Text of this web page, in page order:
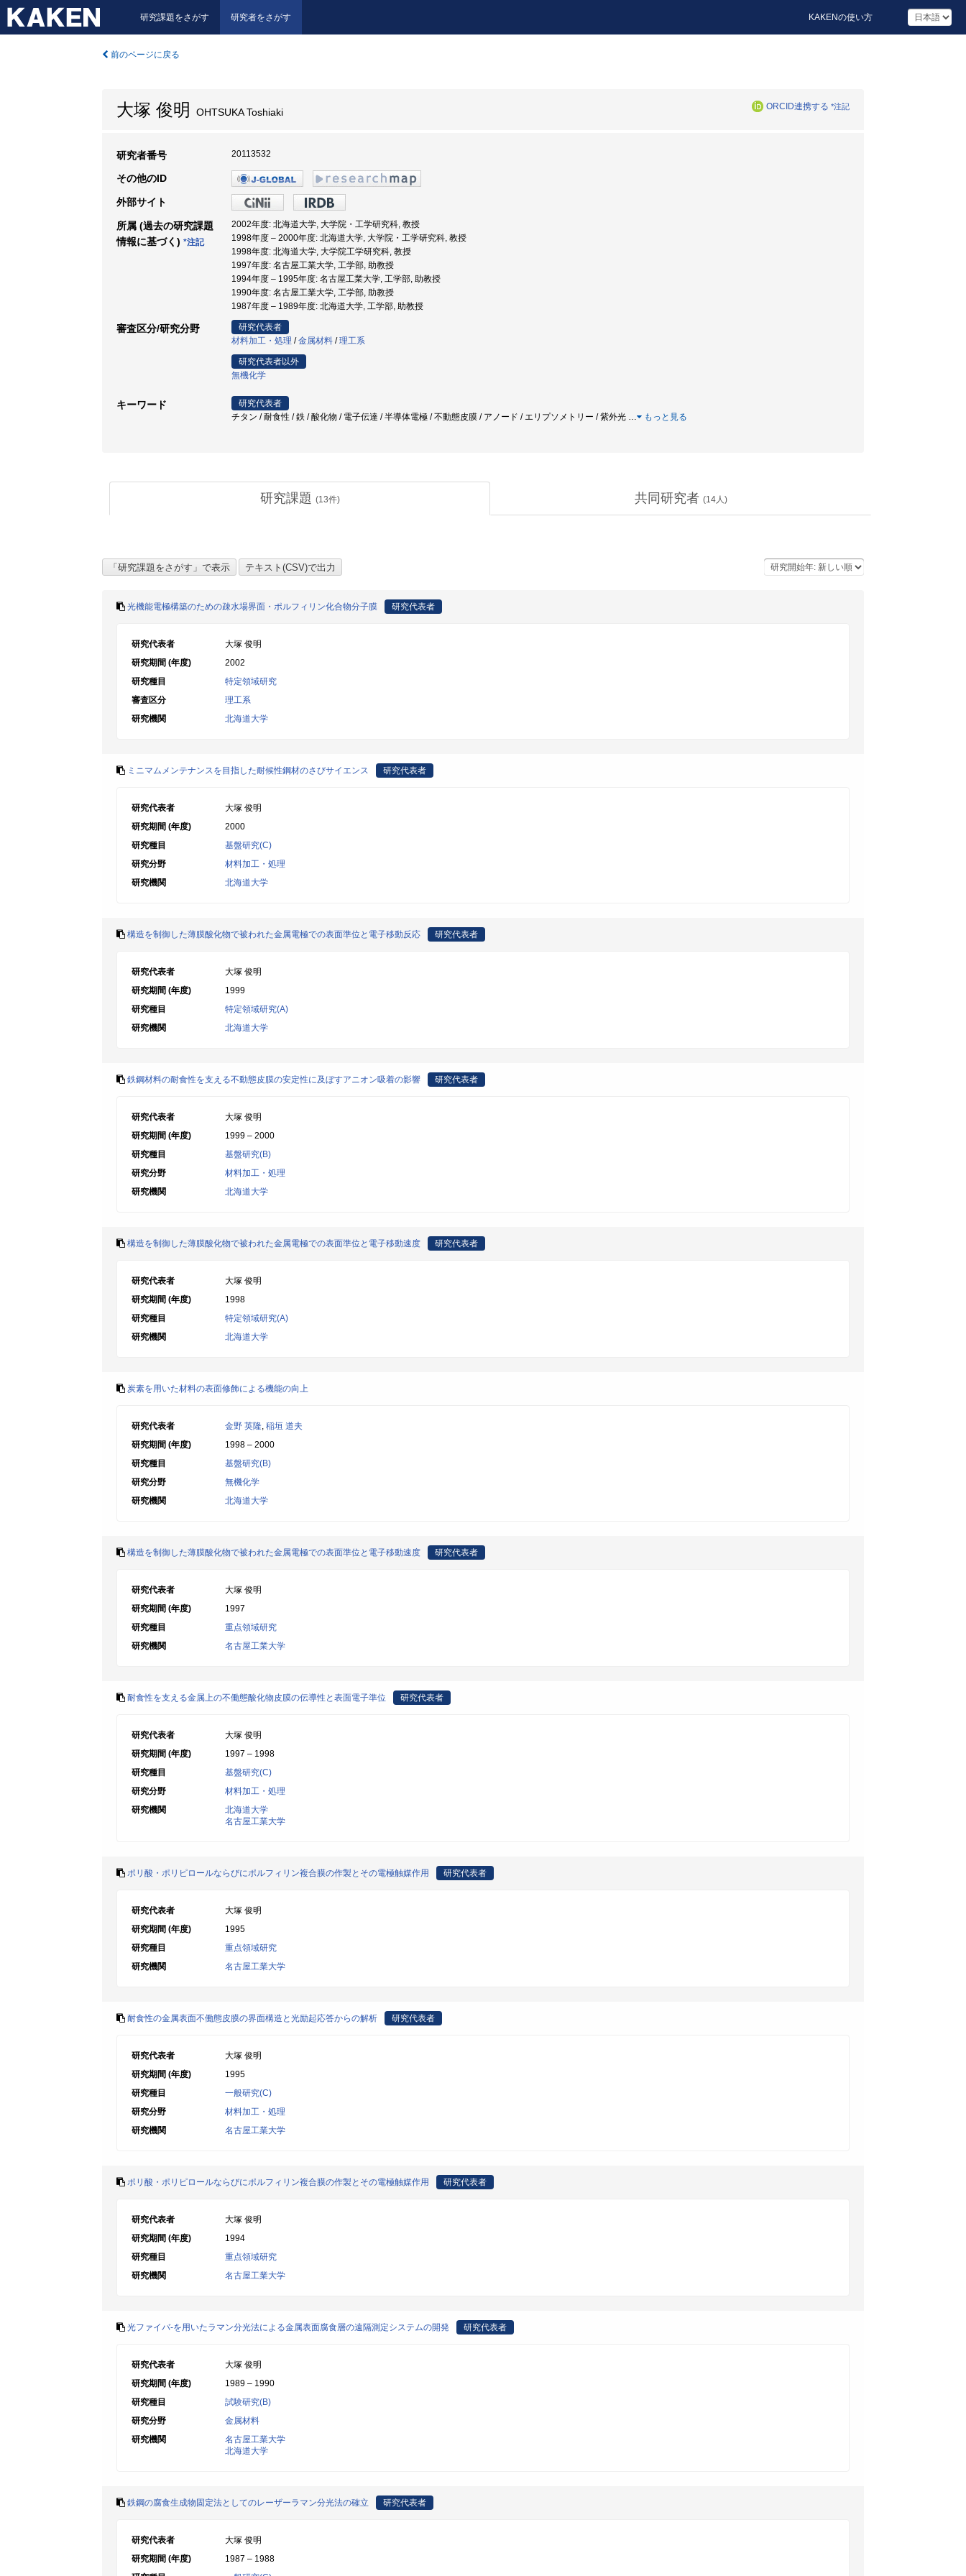
研究課題をさがす 研究者をさがす KAKENの使い方
前のページに戻る
大塚 俊明 OHTSUKA Toshiaki ORCID連携する *注記
研究者番号 20113532
その他のID
外部サイト
所属 (過去の研究課題
情報に基づく) *注記
2002年度: 北海道大学, 大学院・工学研究科, 教授
1998年度 – 2000年度: 北海道大学, 大学院・工学研究科, 教授
1998年度: 北海道大学, 大学院工学研究科, 教授
1997年度: 名古屋工業大学, 工学部, 助教授
1994年度 – 1995年度: 名古屋工業大学, 工学部, 助教授
1990年度: 名古屋工業大学, 工学部, 助教授
1987年度 – 1989年度: 北海道大学, 工学部, 助教授
審査区分/研究分野
研究代表者
材料加工・処理 /金属材料 /理工系
研究代表者以外
無機化学
キーワード
研究代表者
チタン / 耐食性 / 鉄 / 酸化物 / 電子伝達 / 半導体電極 / 不動態皮膜 / アノード / エリプソメトリー / 紫外光 … もっと見る
研究課題 (13件) 共同研究者 (14人)
光機能電極構築のための疎水場界面・ポルフィリン化合物分子膜 研究代表者
研究代表者
大塚 俊明
研究期間 (年度)
2002
研究種目
特定領域研究
審査区分
理工系
研究機関
北海道大学
ミニマムメンテナンスを目指した耐候性鋼材のさびサイエンス 研究代表者
研究代表者
大塚 俊明
研究期間 (年度)
2000
研究種目
基盤研究(C)
研究分野
材料加工・処理
研究機関
北海道大学
構造を制御した薄膜酸化物で被われた金属電極での表面準位と電子移動反応 研究代表者
研究代表者
大塚 俊明
研究期間 (年度)
1999
研究種目
特定領域研究(A)
研究機関
北海道大学
鉄鋼材料の耐食性を支える不動態皮膜の安定性に及ぼすアニオン吸着の影響 研究代表者
研究代表者
大塚 俊明
研究期間 (年度)
1999 – 2000
研究種目
基盤研究(B)
研究分野
材料加工・処理
研究機関
北海道大学
構造を制御した薄膜酸化物で被われた金属電極での表面準位と電子移動速度 研究代表者
研究代表者
大塚 俊明
研究期間 (年度)
1998
研究種目
特定領域研究(A)
研究機関
北海道大学
炭素を用いた材料の表面修飾による機能の向上
研究代表者 金野 英隆, 稲垣 道夫
研究期間 (年度)
1998 – 2000
研究種目
基盤研究(B)
研究分野
無機化学
研究機関
北海道大学
構造を制御した薄膜酸化物で被われた金属電極での表面準位と電子移動速度 研究代表者
研究代表者
大塚 俊明
研究期間 (年度)
1997
研究種目
重点領域研究
研究機関
名古屋工業大学
耐食性を支える金属上の不働態酸化物皮膜の伝導性と表面電子準位 研究代表者
研究代表者
大塚 俊明
研究期間 (年度)
1997 – 1998
研究種目
基盤研究(C)
研究分野
材料加工・処理
研究機関
北海道大学
名古屋工業大学
ポリ酸・ポリピロールならびにポルフィリン複合膜の作製とその電極触媒作用 研究代表者
研究代表者
大塚 俊明
研究期間 (年度)
1995
研究種目
重点領域研究
研究機関
名古屋工業大学
耐食性の金属表面不働態皮膜の界面構造と光励起応答からの解析 研究代表者
研究代表者
大塚 俊明
研究期間 (年度)
1995
研究種目
一般研究(C)
研究分野
材料加工・処理
研究機関
名古屋工業大学
ポリ酸・ポリピロールならびにポルフィリン複合膜の作製とその電極触媒作用 研究代表者
研究代表者
大塚 俊明
研究期間 (年度)
1994
研究種目
重点領域研究
研究機関
名古屋工業大学
光ファイバ-を用いたラマン分光法による金属表面腐食層の遠隔測定システムの開発 研究代表者
研究代表者
大塚 俊明
研究期間 (年度)
1989 – 1990
研究種目
試験研究(B)
研究分野
金属材料
研究機関
名古屋工業大学
北海道大学
鉄鋼の腐食生成物固定法としてのレーザーラマン分光法の確立 研究代表者
研究代表者
大塚 俊明
研究期間 (年度)
1987 – 1988